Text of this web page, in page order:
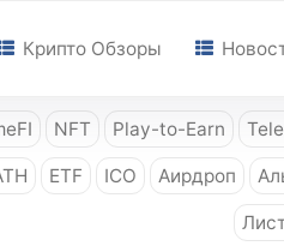
Крипто Обзоры
NFT Play-to-Earn
ETF ICO Аирдроп